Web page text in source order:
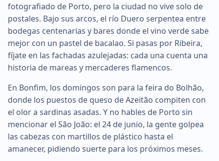
fotografiado de Porto, pero la ciudad no vive solo de
postales. Bajo sus arcos, el río Duero serpentea entre
bodegas centenarias y bares donde el vino verde sabe
mejor con un pastel de bacalao. Si pasas por Ribeira,
fíjate en las fachadas azulejadas: cada una cuenta una
historia de mareas y mercaderes flamencos.
En Bonfim, los domingos son para la feira do Bolhão,
donde los puestos de queso de Azeitão compiten con
el olor a sardinas asadas. Y no hables de Porto sin
mencionar el São João: el 24 de junio, la gente golpea
las cabezas con martillos de plástico hasta el
amanecer, pidiendo suerte para los próximos meses.